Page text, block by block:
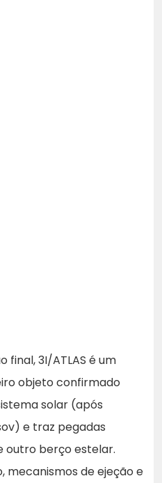
final, 3I/ATLAS é um
objeto confirmado
solar (após
e traz pegadas
outro berço estelar.
mecanismos de ejeção e